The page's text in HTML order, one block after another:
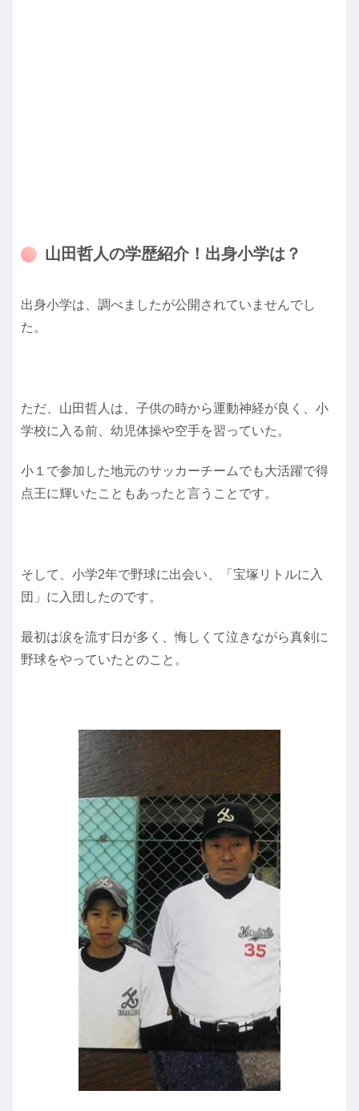
山田哲人の学歴紹介！出身小学は？
出身小学は、調べましたが公開されていませんでし
た。
ただ、山田哲人は、子供の時から運動神経が良く、小
学校に入る前、幼児体操や空手を習っていた。
小１で参加した地元のサッカーチームでも大活躍で得
点王に輝いたこともあったと言うことです。
そして、小学2年で野球に出会い、「宝塚リトルに入
団」に入団したのです。
最初は涙を流す日が多く、悔しくて泣きながら真剣に
野球をやっていたとのこと。